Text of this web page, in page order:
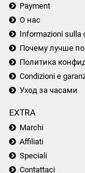
Payment
О нас
Informazioni sulla
Почему лучше
Политика
Condizioni e
Уход за часами
EXTRA
Marchi
Affiliati
Speciali
Contattaci